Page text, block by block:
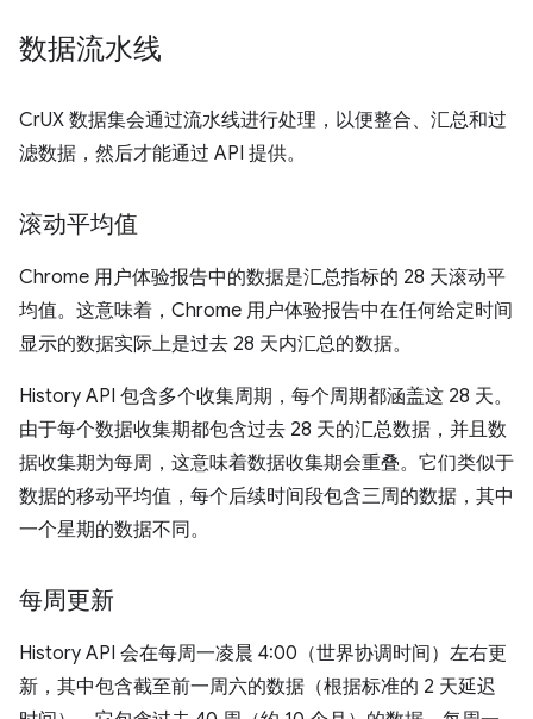
数据流水线
CrUX 数据集会通过流水线进行处理，以便整合、汇总和过
滤数据，然后才能通过 API 提供。
滚动平均值
Chrome 用户体验报告中的数据是汇总指标的 28 天滚动平
均值。这意味着，Chrome 用户体验报告中在任何给定时间
显示的数据实际上是过去 28 天内汇总的数据。
History API 包含多个收集周期，每个周期都涵盖这 28 天。
由于每个数据收集期都包含过去 28 天的汇总数据，并且数
据收集期为每周，这意味着数据收集期会重叠。它们类似于
数据的移动平均值，每个后续时间段包含三周的数据，其中
一个星期的数据不同。
每周更新
History API 会在每周一凌晨 4:00（世界协调时间）左右更
新，其中包含截至前一周六的数据（根据标准的 2 天延迟